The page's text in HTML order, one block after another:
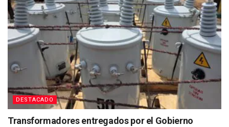
DESTACADO
Transformadores entregados por el Gobierno